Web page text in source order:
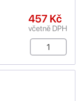
457 Kč
včetně DPH